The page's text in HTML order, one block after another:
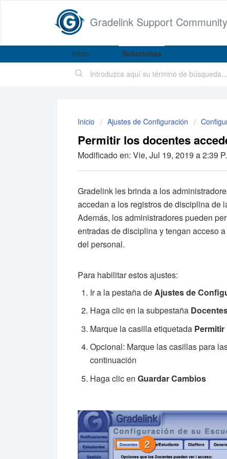
Gradelink Support Community
Inicio
Soluciones
Inicio Ajustes de Configuración
Permitir los docentes
Modificado en: Vie, Jul 19, 2019 a 2:39
Gradelink les brinda a los
accedan a los registros de disciplina de
Además, los administradores pueden
entradas de disciplina y tengan acceso
del personal.
Para habilitar estos ajustes:
Ir a la pestaña deAjustes de
Haga clic en la subpestaña
Marque la casilla etiquetada
Opcional: Marque las casillas para
continuación
Haga clic en Guardar Cambios